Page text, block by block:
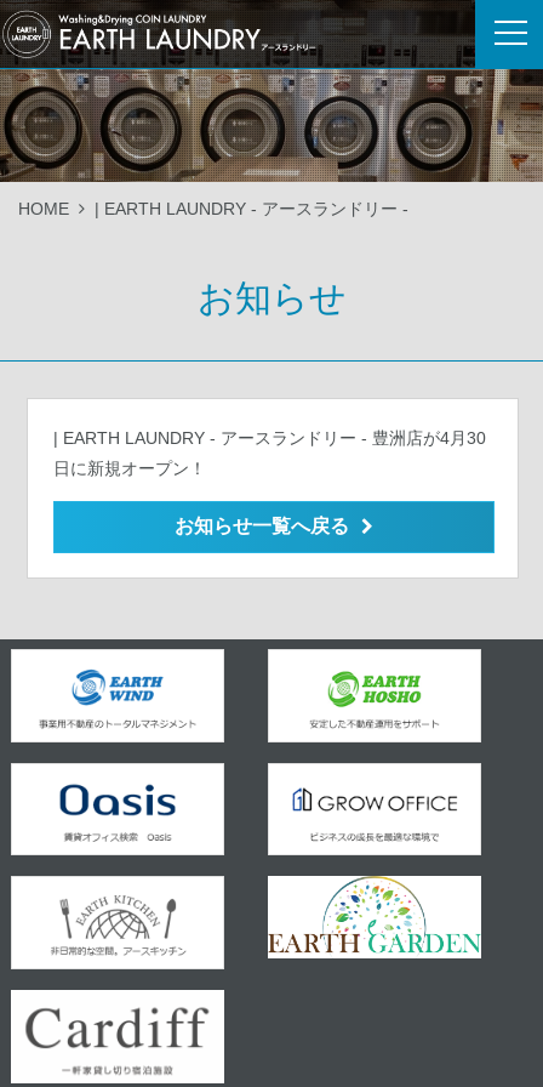
HOME | EARTH LAUNDRY - アースランドリー -
お知らせ
| EARTH LAUNDRY - アースランドリー - 豊洲店が4月30
日に新規オープン！
お知らせ一覧へ戻る